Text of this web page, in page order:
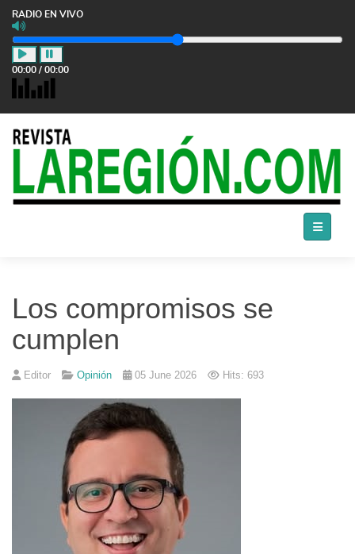
RADIO EN VIVO
00:00 / 00:00
Los compromisos se
cumplen
Editor Opinión 05 June 2026 Hits: 693